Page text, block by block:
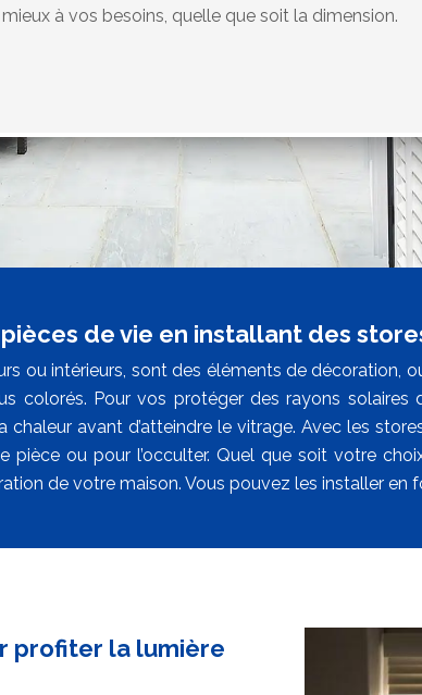
à vos besoins, quelle que soit la dimension.
de vie en installant des
ou intérieurs, sont des éléments de décoration,
colorés. Pour vos protéger des rayons solaires
chaleur avant d’atteindre le vitrage. Avec les
pièce ou pour l’occulter. Quel que soit votre
de votre maison. Vous pouvez les installer en
profiter la lumière